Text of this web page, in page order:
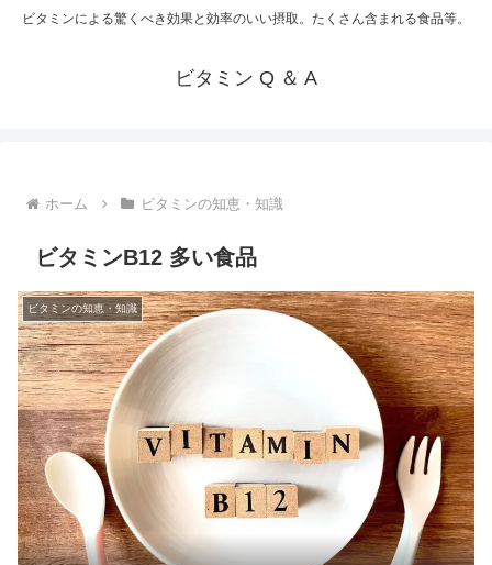
ビタミンによる驚くべき効果と効率のいい摂取。たくさん含まれる食品等。
ビタミン Q ＆ A
ホーム ビタミンの知恵・知識
ビタミンB12 多い食品
ビタミンの知恵・知識